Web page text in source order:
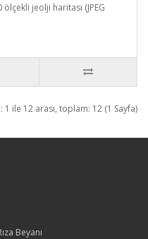
ölçekli jeolji haritası (JPEG
1 ile 12 arası, toplam: 12 (1 Sayfa)
Beyanı